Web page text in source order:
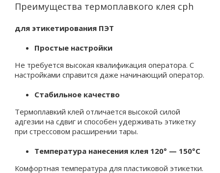
Преимущества термоплавкого клея cph
для этикетирования ПЭТ
Простые настройки
Не требуется высокая квалификация оператора. С
настройками справится даже начинающий оператор.
Стабильное качество
Термоплавкий клей отличается высокой силой
адгезии на сдвиг и способен удерживать этикетку
при стрессовом расширении тары.
Температура нанесения клея 120° — 150°C
Комфортная температура для пластиковой этикетки.